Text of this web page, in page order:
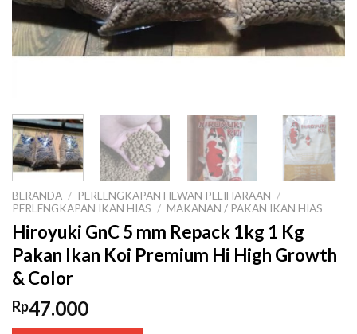
BERANDA / PERLENGKAPAN HEWAN PELIHARAAN /
PERLENGKAPAN IKAN HIAS / MAKANAN / PAKAN IKAN HIAS
Hiroyuki GnC 5 mm Repack 1kg 1 Kg
Pakan Ikan Koi Premium Hi High Growth
& Color
Rp47.000